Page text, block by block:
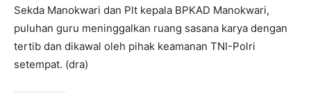
Sekda Manokwari dan Plt kepala BPKAD Manokwari,
puluhan guru meninggalkan ruang sasana karya dengan
tertib dan dikawal oleh pihak keamanan TNI-Polri
setempat. (dra)